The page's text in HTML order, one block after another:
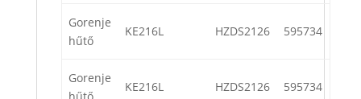
Gorenje
hűtő
KE216L HZDS2126 595734
Gorenje
KE216L HZDS2126 595734